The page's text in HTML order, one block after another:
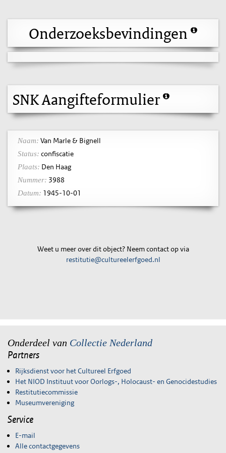
Onderzoeksbevindingen
SNK Aangifteformulier
Naam: Van Marle & Bignell
Status: confiscatie
Plaats: Den Haag
Nummer: 3988
Datum: 1945-10-01
Weet u meer over dit object? Neem contact op via
restitutie@cultureelerfgoed.nl
Onderdeel van Collectie Nederland
Partners
Rijksdienst voor het Cultureel Erfgoed
Het NIOD Instituut voor Oorlogs-, Holocaust- en Genocidestudies
Restitutiecommissie
Museumvereniging
Service
E-mail
Alle contactgegevens